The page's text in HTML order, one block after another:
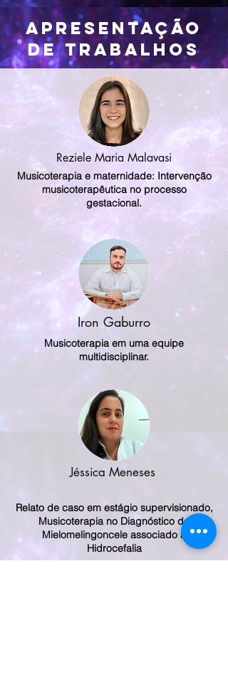
Apresentação
de trabalhos
Reziele Maria Malavasi
Musicoterapia e maternidade: Intervenção
musicoterapêutica no processo
gestacional.
Iron Gaburro
Musicoterapia em uma equipe
multidisciplinar.
Jéssica Meneses
Relato de caso em estágio supervisionado,
Musicoterapia no Diagnóstico de
Mielomelingoncele associado a
Hidrocefalia